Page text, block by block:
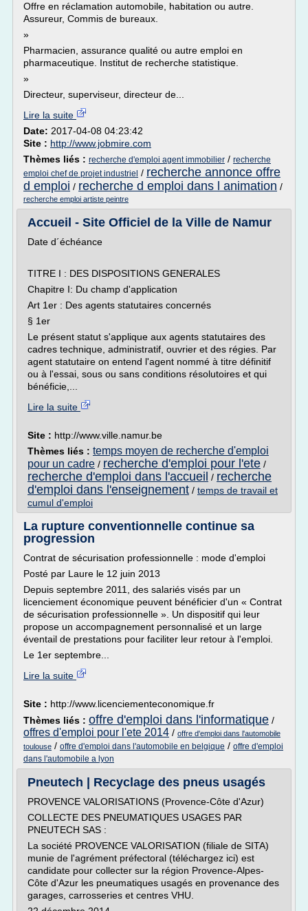
Offre en réclamation automobile, habitation ou autre.
Assureur, Commis de bureaux.
»
Pharmacien, assurance qualité ou autre emploi en
pharmaceutique. Institut de recherche statistique.
»
Directeur, superviseur, directeur de...
Lire la suite
Date: 2017-04-08 04:23:42
Site : http://www.jobmire.com
Thèmes liés : recherche d'emploi agent immobilier / recherche
emploi chef de projet industriel / recherche annonce offre
d emploi / recherche d emploi dans l animation /
recherche emploi artiste peintre
Accueil - Site Officiel de la Ville de Namur
Date d´échéance
TITRE I : DES DISPOSITIONS GENERALES
Chapitre I: Du champ d'application
Art 1er : Des agents statutaires concernés
§ 1er
Le présent statut s'applique aux agents statutaires des
cadres technique, administratif, ouvrier et des régies. Par
agent statutaire on entend l'agent nommé à titre définitif
ou à l'essai, sous ou sans conditions résolutoires et qui
bénéficie,...
Lire la suite
Site : http://www.ville.namur.be
Thèmes liés : temps moyen de recherche d'emploi
pour un cadre / recherche d'emploi pour l'ete /
recherche d'emploi dans l'accueil / recherche
d'emploi dans l'enseignement / temps de travail et
cumul d'emploi
La rupture conventionnelle continue sa
progression
Contrat de sécurisation professionnelle : mode d'emploi
Posté par Laure le 12 juin 2013
Depuis septembre 2011, des salariés visés par un
licenciement économique peuvent bénéficier d'un « Contrat
de sécurisation professionnelle ». Un dispositif qui leur
propose un accompagnement personnalisé et un large
éventail de prestations pour faciliter leur retour à l'emploi.
Le 1er septembre...
Lire la suite
Site : http://www.licenciementeconomique.fr
Thèmes liés : offre d'emploi dans l'informatique /
offres d'emploi pour l'ete 2014 / offre d'emploi dans l'automobile
toulouse / offre d'emploi dans l'automobile en belgique / offre d'emploi
dans l'automobile a lyon
Pneutech | Recyclage des pneus usagés
PROVENCE VALORISATIONS (Provence-Côte d'Azur)
COLLECTE DES PNEUMATIQUES USAGES PAR
PNEUTECH SAS :
La société PROVENCE VALORISATION (filiale de SITA)
munie de l'agrément préfectoral (téléchargez ici) est
candidate pour collecter sur la région Provence-Alpes-
Côte d'Azur les pneumatiques usagés en provenance des
garages, carrosseries et centres VHU.